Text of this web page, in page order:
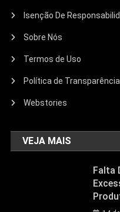
Isenção De
Sobre Nós
Termos de Uso
Política de Transparência
Webstories
VEJA MAIS
Falta